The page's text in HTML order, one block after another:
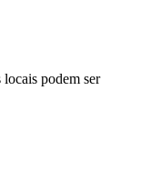
podem ser